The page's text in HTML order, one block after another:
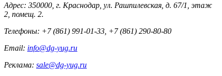
Адрес: 350000, г. Краснодар, ул. Рашпилевская, д. 67/1, этаж
2, помещ. 2.
Телефоны: +7 (861) 991-01-33, +7 (861) 290-80-80
Email: info@dg-yug.ru
Реклама: sale@dg-yug.ru